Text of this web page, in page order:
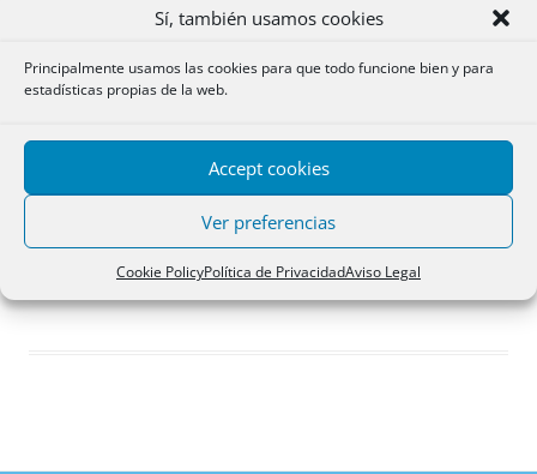
Sí, también usamos cookies
Principalmente usamos las cookies para que todo funcione bien y para
estadísticas propias de la web.
Accept cookies
Ver preferencias
Cookie PolicyPolítica de PrivacidadAviso Legal
Acceder
Registro
¿Has olvidado tu contraseña?